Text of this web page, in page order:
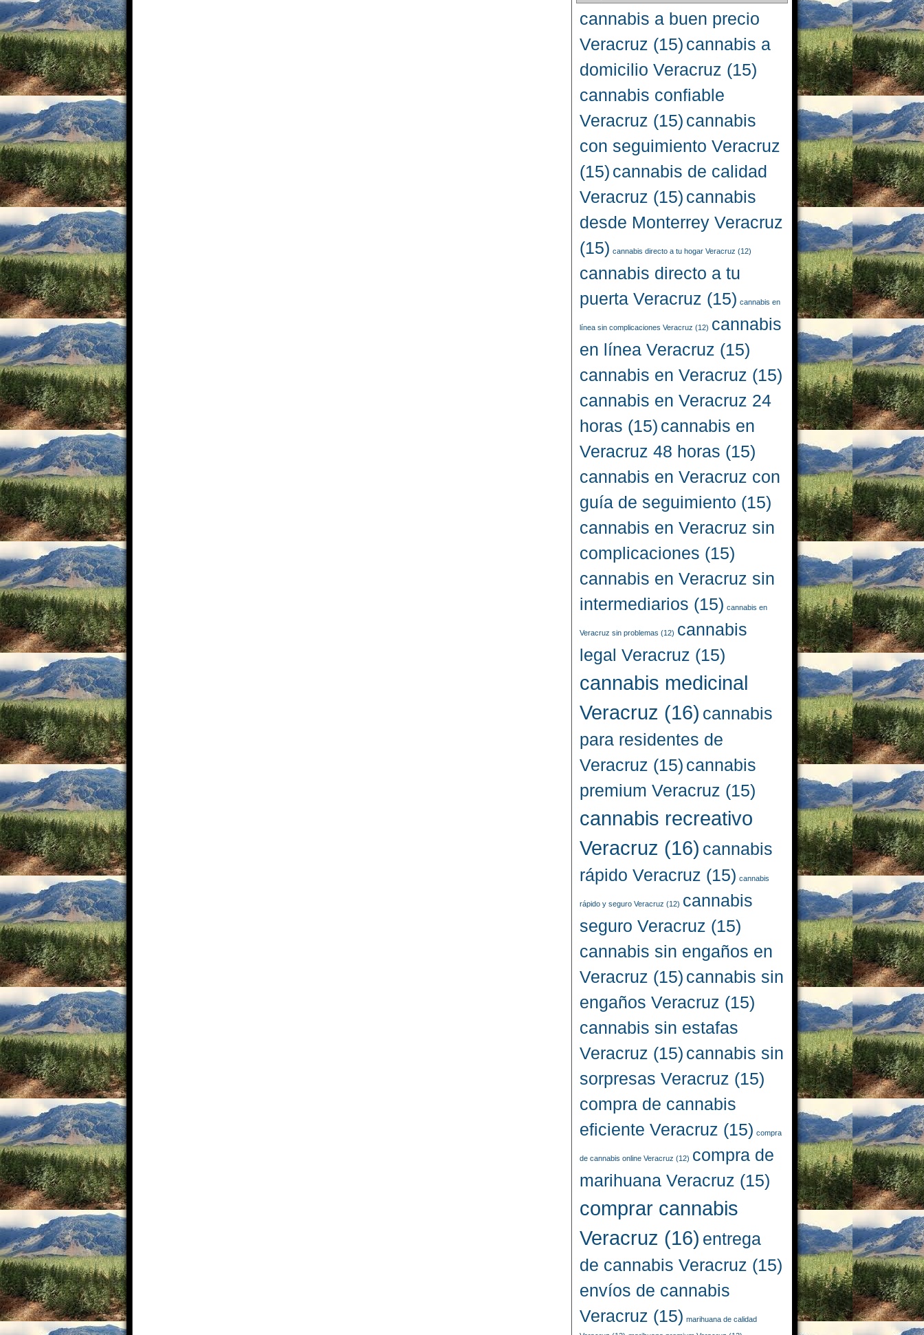
cannabis a buen precio
Veracruz (15) cannabis a
domicilio Veracruz (15)
cannabis confiable
Veracruz (15) cannabis
con seguimiento Veracruz
(15) cannabis de calidad
Veracruz (15) cannabis
desde Monterrey Veracruz
(15) cannabis directo a tu hogar Veracruz (12)
cannabis directo a tu
puerta Veracruz (15) cannabis en
línea sin complicaciones Veracruz (12) cannabis
en línea Veracruz (15)
cannabis en Veracruz (15)
cannabis en Veracruz 24
horas (15) cannabis en
Veracruz 48 horas (15)
cannabis en Veracruz con
guía de seguimiento (15)
cannabis en Veracruz sin
complicaciones (15)
cannabis en Veracruz sin
intermediarios (15) cannabis en
Veracruz sin problemas (12) cannabis
legal Veracruz (15)
cannabis medicinal
Veracruz (16) cannabis
para residentes de
Veracruz (15) cannabis
premium Veracruz (15)
cannabis recreativo
Veracruz (16) cannabis
rápido Veracruz (15) cannabis
rápido y seguro Veracruz (12) cannabis
seguro Veracruz (15)
cannabis sin engaños en
Veracruz (15) cannabis sin
engaños Veracruz (15)
cannabis sin estafas
Veracruz (15) cannabis sin
sorpresas Veracruz (15)
compra de cannabis
eficiente Veracruz (15) compra
de cannabis online Veracruz (12) compra de
marihuana Veracruz (15)
comprar cannabis
Veracruz (16) entrega
de cannabis Veracruz (15)
envíos de cannabis
Veracruz (15) marihuana de calidad